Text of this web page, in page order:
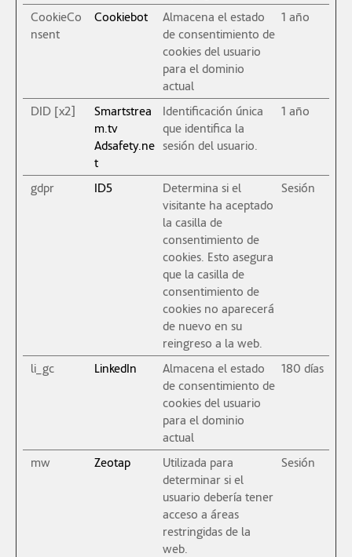
CookieCo
nsent
Cookiebot
Almacena el estado
de consentimiento de
cookies del usuario
para el dominio
actual
1 año
DID [x2]
Smartstrea
m.tv
Adsafety.ne
t
Identificación única
que identifica la
sesión del usuario.
1 año
gdpr ID5
Determina si el
visitante ha aceptado
la casilla de
consentimiento de
cookies. Esto asegura
que la casilla de
consentimiento de
cookies no aparecerá
de nuevo en su
reingreso a la web.
Sesión
li_gc LinkedIn
Almacena el estado
de consentimiento de
cookies del usuario
para el dominio
actual
180 días
mw Zeotap
Utilizada para
determinar si el
usuario debería tener
acceso a áreas
restringidas de la
web.
Sesión